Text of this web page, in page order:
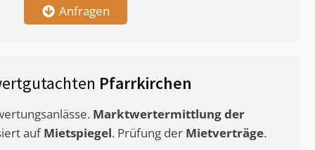
Anfragen
Pfarrkirchen
Marktwertermittlungder
aufMietspiegel. Prüfung der Mietverträge.